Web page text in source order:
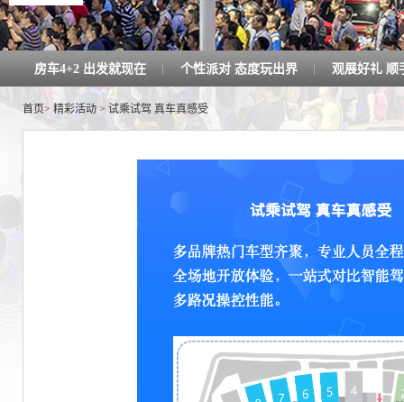
房车4+2 出发就现在 个性派对 态度玩出界 观展好礼 顺
首页> 精彩活动 > 试乘试驾 真车真感受